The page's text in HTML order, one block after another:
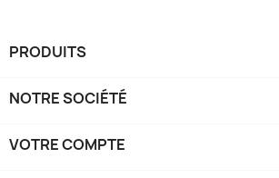
PRODUITS
NOTRE SOCIÉTÉ
VOTRE COMPTE